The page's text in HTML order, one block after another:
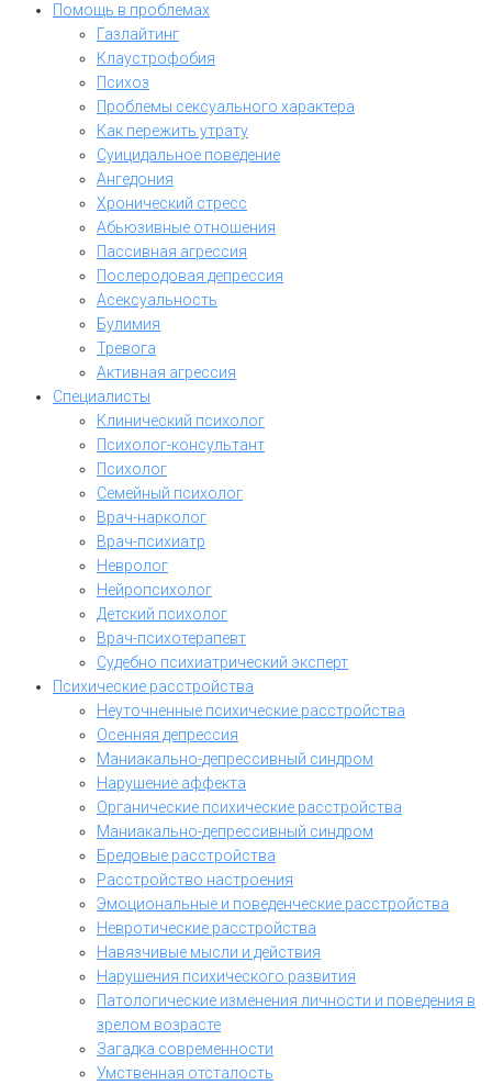
Помощь в проблемах
Газлайтинг
Клаустрофобия
Психоз
Проблемы сексуального характера
Как пережить утрату
Суицидальное поведение
Ангедония
Хронический стресс
Абьюзивные отношения
Пассивная агрессия
Послеродовая депрессия
Асексуальность
Булимия
Тревога
Активная агрессия
Специалисты
Клинический психолог
Психолог-консультант
Психолог
Семейный психолог
Врач-нарколог
Врач-психиатр
Невролог
Нейропсихолог
Детский психолог
Врач-психотерапевт
Судебно психиатрический эксперт
Психические расстройства
Неуточненные психические расстройства
Осенняя депрессия
Маниакально-депрессивный синдром
Нарушение аффекта
Органические психические расстройства
Маниакально-депрессивный синдром
Бредовые расстройства
Расстройство настроения
Эмоциональные и поведенческие расстройства
Невротические расстройства
Навязчивые мысли и действия
Нарушения психического развития
Патологические изменения личности и поведения в
зрелом возрасте
Загадка современности
Умственная отсталость